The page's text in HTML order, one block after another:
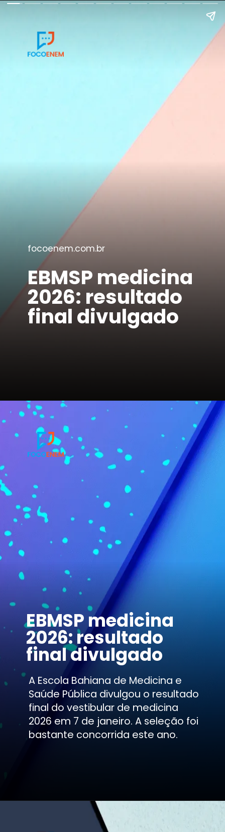
focoenem.com.br
EBMSP medicina
2026: resultado
final divulgado
A Escola Bahiana de Medicina e
Saúde Pública divulgou o resultado
final do vestibular de medicina
2026 em 7 de janeiro. A seleção foi
bastante concorrida este ano.
EBMSP medicina
2026: resultado
final divulgado